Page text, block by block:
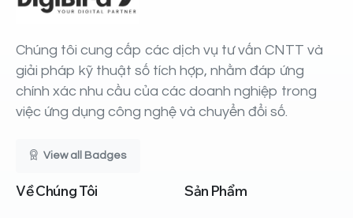
Chúng tôi cung cấp các dịch vụ tư vấn CNTT và
giải pháp kỹ thuật số tích hợp, nhằm đáp ứng
chính xác nhu cầu của các doanh nghiệp trong
việc ứng dụng công nghệ và chuyển đổi số.
View all Badges
VềChúngTôi Sản Phẩm